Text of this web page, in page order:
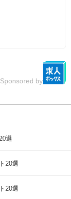
Sponsored by
選
20選
20選